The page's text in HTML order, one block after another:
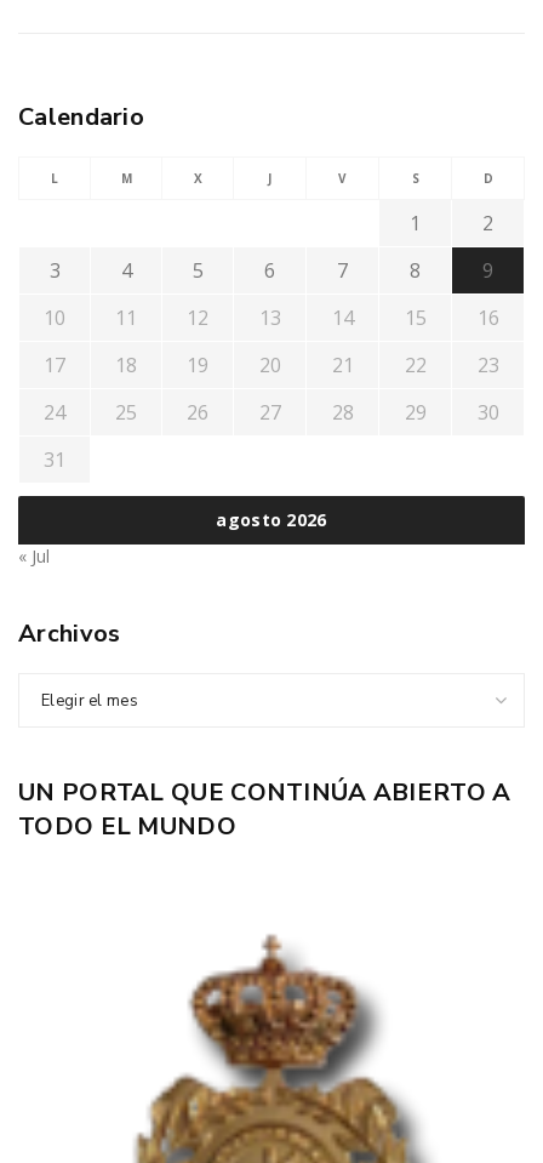
Calendario
agosto 2026
L M X J V S D
1
2
3
4 5 6 7 8
9
10
11 12 13 14 15
16
17
18 19 20 21 22
23
24
25 26 27 28 29
30
31
« Jul
Archivos
Elegir el mes
UN PORTAL QUE CONTINÚA ABIERTO A
TODO EL MUNDO